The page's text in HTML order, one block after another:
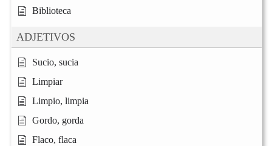
Biblioteca
ADJETIVOS
Sucio, sucia
Limpiar
Limpio, limpia
Gordo, gorda
Flaco, flaca